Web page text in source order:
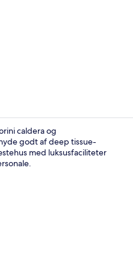
Deluxe
caldera og
godt af deep tissue-
med luksusfaciliteter